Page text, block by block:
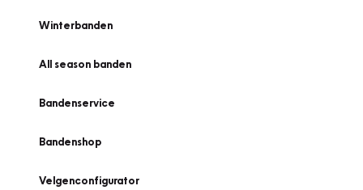
Winterbanden
All season banden
Bandenservice
Bandenshop
Velgenconfigurator